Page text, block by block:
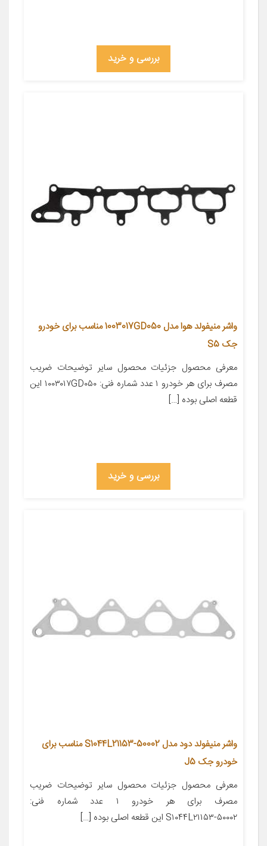
بررسی و خرید
واشر منیفولد هوا مدل 1003017GD050 مناسب برای خودرو
جک S5
معرفی محصول جزئیات محصول سایر توضیحات ضریب
مصرف برای هر خودرو ۱ عدد شماره فنی: ۱۰۰۳۰۱۷GD۰۵۰ این
قطعه اصلی بوده […]
بررسی و خرید
واشر منیفولد دود مدل S1044L21153-50002 مناسب برای
خودرو جک J5
معرفی محصول جزئیات محصول سایر توضیحات ضریب
مصرف برای هر خودرو ۱ عدد شماره فنی:
S۱۰۴۴L۲۱۱۵۳-۵۰۰۰۲ این قطعه اصلی بوده […]